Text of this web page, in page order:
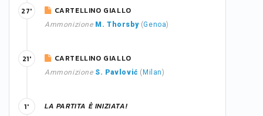
CARTELLINO GIALLO
Ammonizione M. Thorsby(Genoa)
27'
CARTELLINO GIALLO
Ammonizione S. Pavlović ( Milan)
21'
LA PARTITA È INIZIATA!
1'